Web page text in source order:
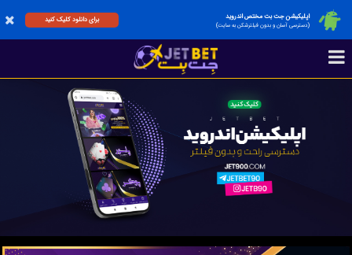
اپلیکیشن جت بت مختص اندروید
(دسترسی آسان و بدون فیلترشکن به سایت)
برای دانلود کلیک کنید